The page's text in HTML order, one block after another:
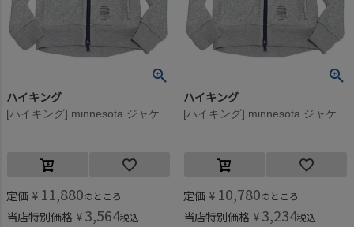
ハイキング
[ハイキング] minnesota ジャケット グレー
定価 ¥ 11,880のところ
当店特別価格 ¥ 3,564税込
ハイキング
[ハイキング] minnesota ジャケット グレー
定価 ¥ 10,780のところ
当店特別価格 ¥ 3,234税込